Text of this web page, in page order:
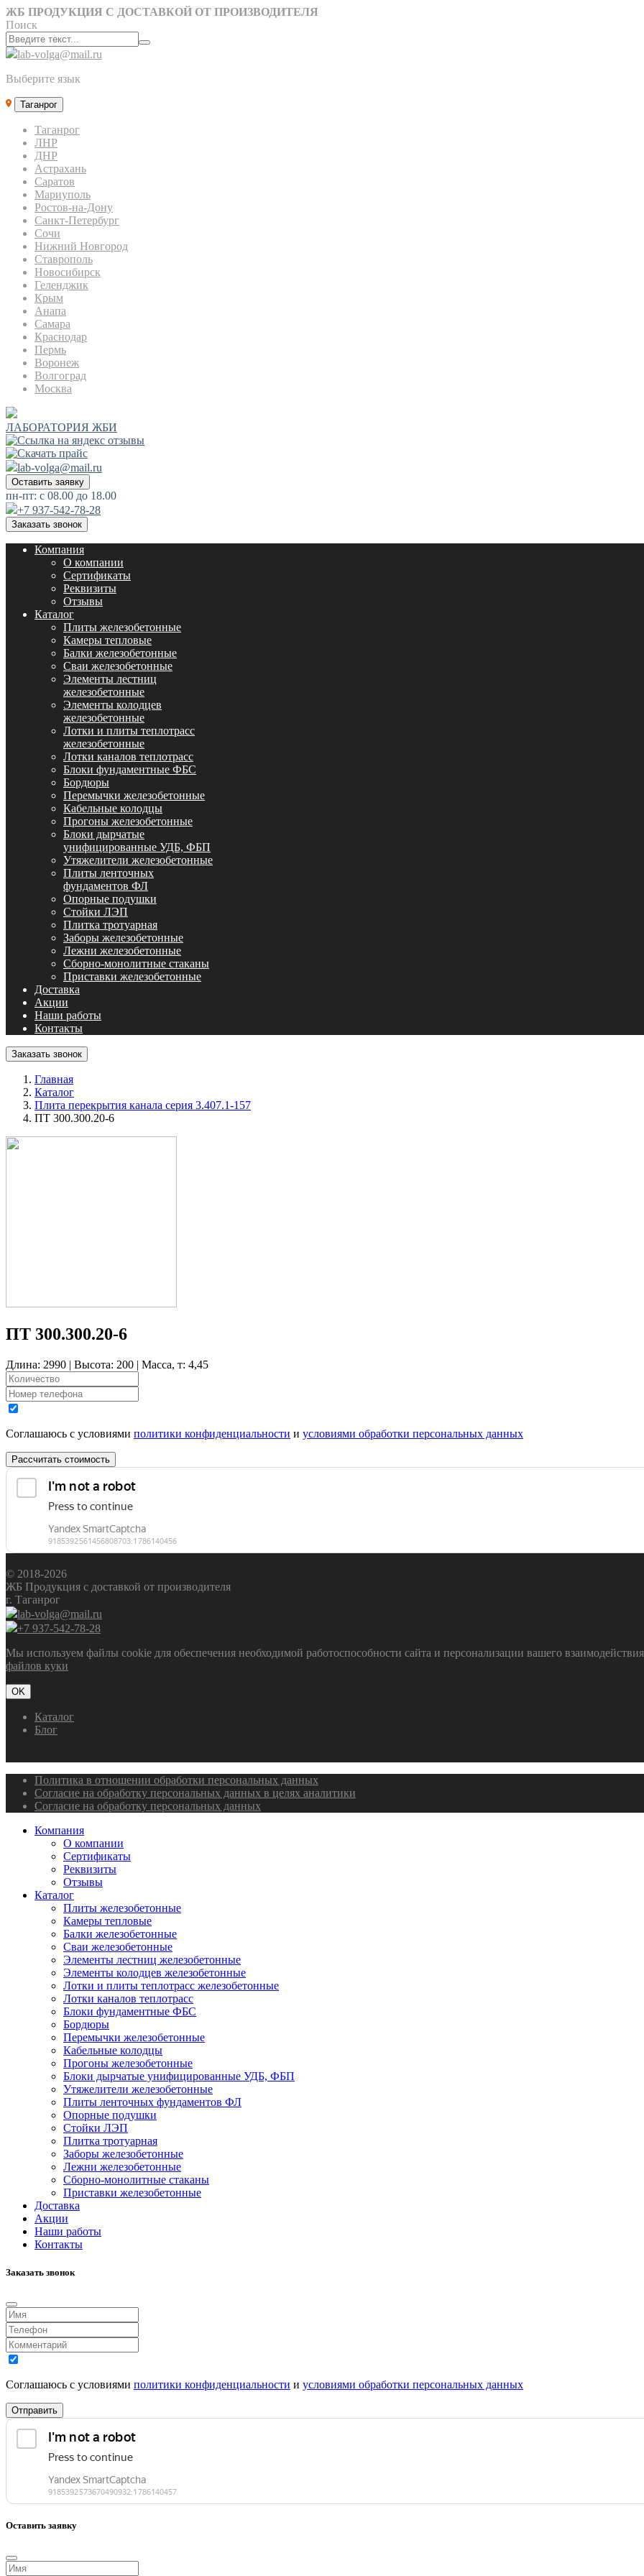
ЖБ ПРОДУКЦИЯ С ДОСТАВКОЙ ОТ ПРОИЗВОДИТЕЛЯ
Поиск
lab-volga@mail.ru
Выберите язык
Таганрог
Таганрог
ЛНР
ДНР
Астрахань
Саратов
Мариуполь
Ростов-на-Дону
Санкт-Петербург
Сочи
Нижний Новгород
Ставрополь
Новосибирск
Геленджик
Крым
Анапа
Самара
Краснодар
Пермь
Воронеж
Волгоград
Москва
ЛАБОРАТОРИЯ ЖБИ
lab-volga@mail.ru
Оставить заявку
пн-пт: с 08.00 до 18.00
+7 937-542-78-28
Заказать звонок
Компания
О компании
Сертификаты
Реквизиты
Отзывы
Каталог
Плиты железобетонные
Камеры тепловые
Балки железобетонные
Сваи железобетонные
Элементы лестниц
железобетонные
Элементы колодцев
железобетонные
Лотки и плиты теплотрасс
железобетонные
Лотки каналов теплотрасс
Блоки фундаментные ФБС
Бордюры
Перемычки железобетонные
Кабельные колодцы
Прогоны железобетонные
Блоки дырчатые
унифицированные УДБ, ФБП
Утяжелители железобетонные
Плиты ленточных
фундаментов ФЛ
Опорные подушки
Стойки ЛЭП
Плитка тротуарная
Заборы железобетонные
Лежни железобетонные
Сборно-монолитные стаканы
Приставки железобетонные
Доставка
Акции
Наши работы
Контакты
Заказать звонок
Главная
Каталог
Плита перекрытия канала серия 3.407.1-157
ПТ 300.300.20-6
ПТ 300.300.20-6
Длина: 2990 | Высота: 200 | Масса, т: 4,45
Соглашаюсь с условиями политики конфиденциальности и условиями обработки персональных данных
Рассчитать стоимость
© 2018-2026
ЖБ Продукция с доставкой от производителя
г. Таганрог
lab-volga@mail.ru
+7 937-542-78-28
Мы используем файлы cookie для обеспечения необходимой работоспособности сайта и персонализации вашего
файлов куки
OK
Каталог
Блог
Политика в отношении обработки персональных данных
Согласие на обработку персональных данных в целях аналитики
Согласие на обработку персональных данных
Компания
О компании
Сертификаты
Реквизиты
Отзывы
Каталог
Плиты железобетонные
Камеры тепловые
Балки железобетонные
Сваи железобетонные
Элементы лестниц железобетонные
Элементы колодцев железобетонные
Лотки и плиты теплотрасс железобетонные
Лотки каналов теплотрасс
Блоки фундаментные ФБС
Бордюры
Перемычки железобетонные
Кабельные колодцы
Прогоны железобетонные
Блоки дырчатые унифицированные УДБ, ФБП
Утяжелители железобетонные
Плиты ленточных фундаментов ФЛ
Опорные подушки
Стойки ЛЭП
Плитка тротуарная
Заборы железобетонные
Лежни железобетонные
Сборно-монолитные стаканы
Приставки железобетонные
Доставка
Акции
Наши работы
Контакты
Заказать звонок
Соглашаюсь с условиями политики конфиденциальности и условиями обработки персональных данных
Отправить
Оставить заявку